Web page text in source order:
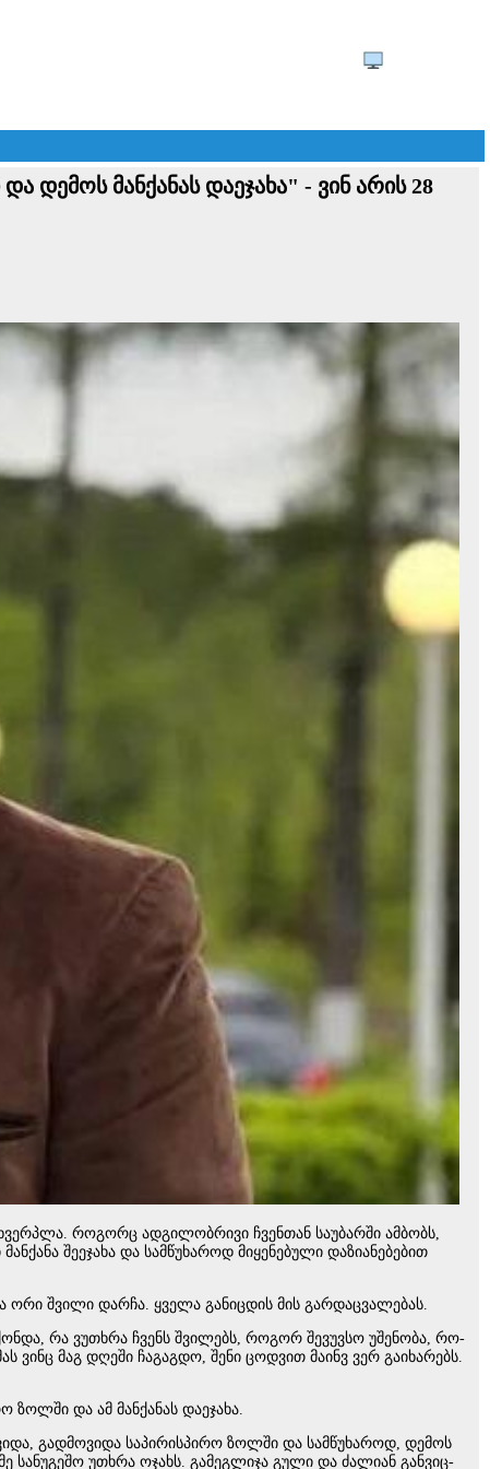
დემოს მანქანას დაეჯახა" - ვინ არის 28
რო­გორც ად­გი­ლობ­რი­ვი ჩვენ­თან სა­უ­ბარ­ში ამ­ბობს,
შე­ე­ჯა­ხა და სამ­წუ­ხა­როდ მი­ყე­ნე­ბუ­ლი და­ზი­ა­ნე­ბე­ბით
შვი­ლი დარ­ჩა. ყვე­ლა გა­ნიც­დის მის გარ­დაც­ვა­ლე­ბას.
რა ვუ­თხრა ჩვენს შვი­ლებს, რო­გორ შე­ვუვ­სო უშე­ნო­ბა, რო­
მაგ დღე­ში ჩა­გაგ­დო, შენი ცოდ­ვით მა­ინვ ვერ გა­ი­ხა­რებს.
და ამ მან­ქა­ნას და­ე­ჯა­ხა.
გად­მო­ვი­და სა­პი­რის­პი­რო ზოლ­ში და სამ­წუ­ხა­როდ, დე­მოს
სა­ნუ­გე­შო უთხრა ოჯახს. გა­მეგლი­ჯა გული და ძა­ლი­ან გან­ვიც­